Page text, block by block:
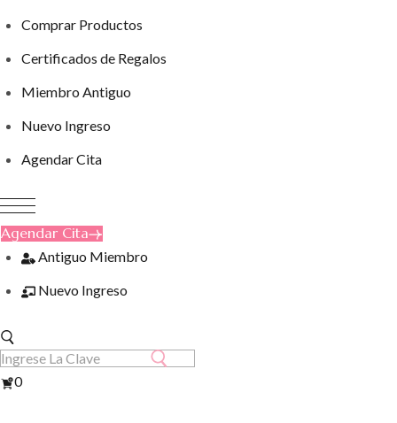
Comprar Productos
Certificados de Regalos
Miembro Antiguo
Nuevo Ingreso
Agendar Cita
Agendar Cita
Antiguo Miembro
Nuevo Ingreso
Ver
0